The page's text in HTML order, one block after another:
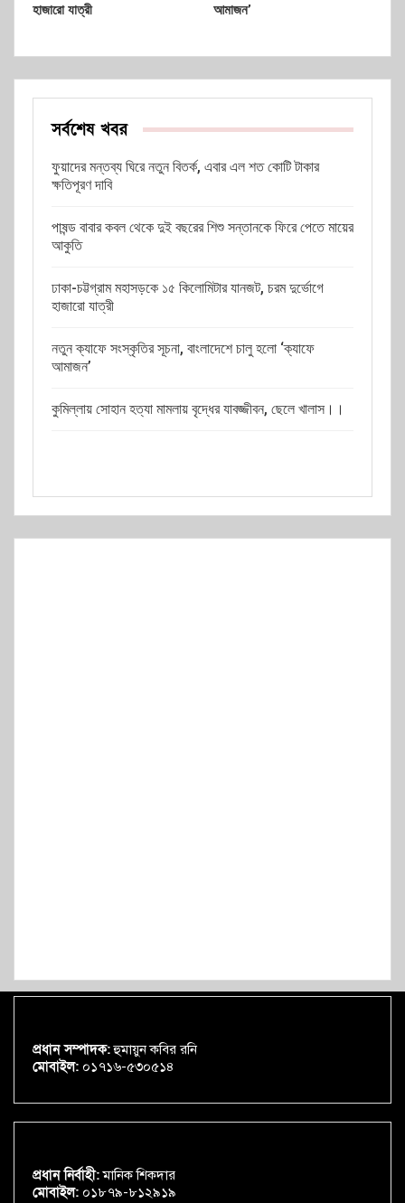
হাজারো যাত্রী
আমাজন’
সর্বশেষ খবর
ফুয়াদের মন্তব্য ঘিরে নতুন বিতর্ক, এবার এল শত কোটি টাকার
ক্ষতিপূরণ দাবি
পাষন্ড বাবার কবল থেকে দুই বছরের শিশু সন্তানকে ফিরে পেতে মায়ের
আকুতি
ঢাকা-চট্টগ্রাম মহাসড়কে ১৫ কিলোমিটার যানজট, চরম দুর্ভোগে
হাজারো যাত্রী
নতুন ক্যাফে সংস্কৃতির সূচনা, বাংলাদেশে চালু হলো ‘ক্যাফে
আমাজন’
কুমিল্লায় সোহান হত্যা মামলায় বৃদ্ধের যাবজ্জীবন, ছেলে খালাস।।
প্রধান সম্পাদক:হুমায়ুন কবির রনি
মোবাইল: ০১৭১৬-৫৩০৫১৪
প্রধান নির্বাহী:মানিক শিকদার
মোবাইল: ০১৮৭৯-৮১২৯১৯